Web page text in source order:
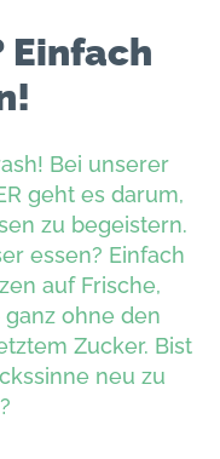
Einfach
Bei unserer
geht es darum,
zu begeistern.
essen? Einfach
auf Frische,
ganz ohne den
Zucker. Bist
neu zu